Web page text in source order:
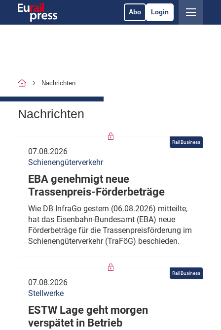
Abo Login
Nachrichten
Nachrichten
Rail Business
07.08.2026
Schienengüterverkehr
EBA genehmigt neue
Trassenpreis-Förderbeträge
Wie DB InfraGo gestern (06.08.2026) mitteilte,
hat das Eisenbahn-Bundesamt (EBA) neue
Förderbeträge für die Trassenpreisförderung im
Schienengüterverkehr (TraFöG) beschieden.
Rail Business
07.08.2026
Stellwerke
ESTW Lage geht morgen
verspätet in Betrieb